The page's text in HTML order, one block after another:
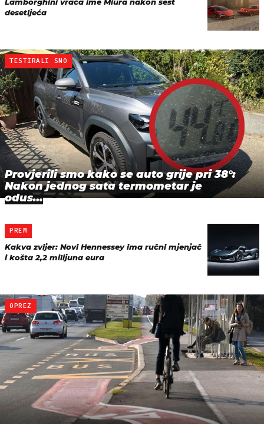
desetljeća
TESTIRALI SMO
Provjerili smo kako se auto grije pri 38°:
Nakon jednog sata termometar je
odus…
PREM
Kakva zvijer: Novi Hennessey ima ručni mjenjač
i košta 2,2 milijuna eura
OPREZ